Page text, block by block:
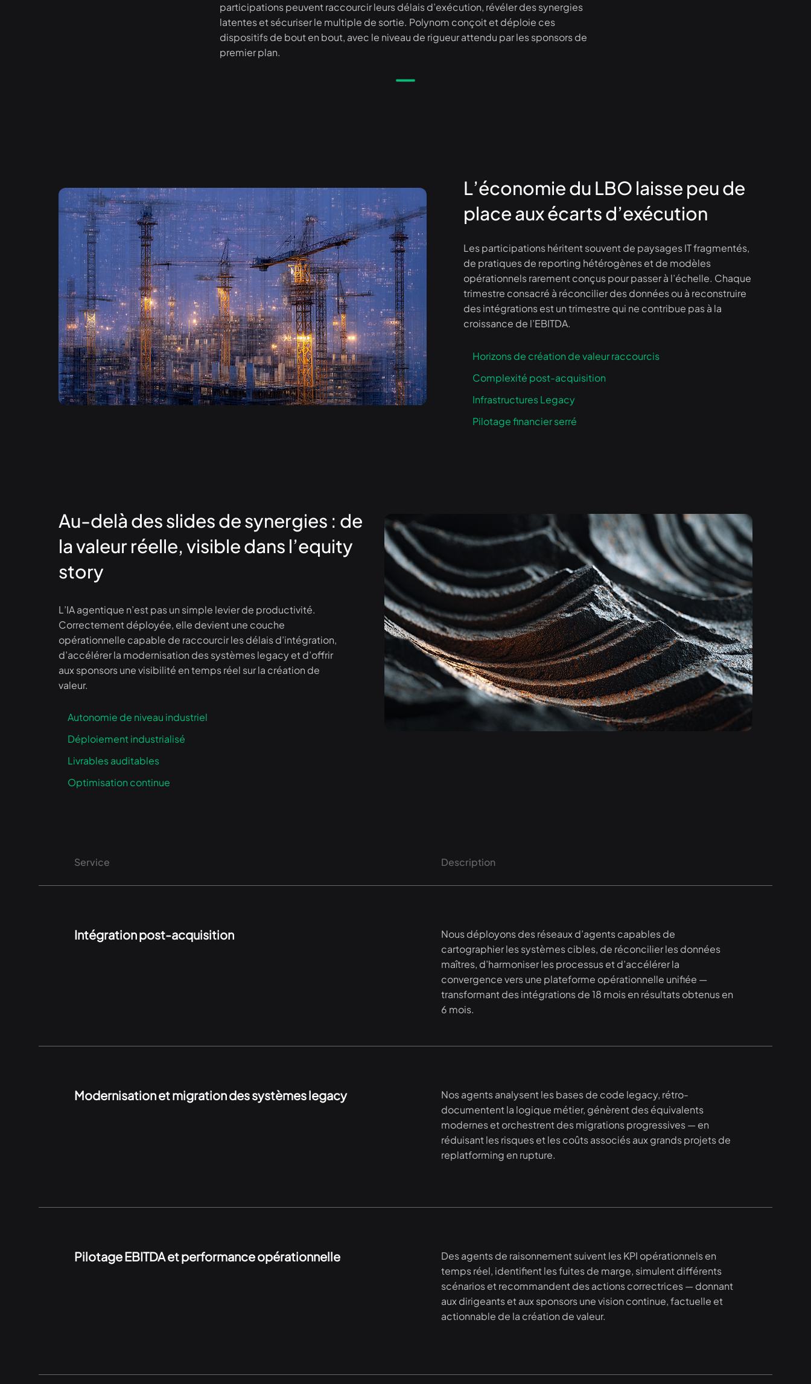
participations peuvent raccourcir leurs délais d’exécution, révéler des synergies
latentes et sécuriser le multiple de sortie. Polynom conçoit et déploie ces
dispositifs de bout en bout, avec le niveau de rigueur attendu par les sponsors de
premier plan.
L’économie du LBO laisse peu de
place aux écarts d’exécution
Les participations héritent souvent de paysages IT fragmentés,
de pratiques de reporting hétérogènes et de modèles
opérationnels rarement conçus pour passer à l’échelle. Chaque
trimestre consacré à réconcilier des données ou à reconstruire
des intégrations est un trimestre qui ne contribue pas à la
croissance de l’EBITDA.
Horizons de création de valeur raccourcis
Complexité post-acquisition
Infrastructures Legacy
Pilotage financier serré
Au-delà des slides de synergies : de
la valeur réelle, visible dans l’equity
story
L’IA agentique n’est pas un simple levier de productivité.
Correctement déployée, elle devient une couche
opérationnelle capable de raccourcir les délais d’intégration,
d’accélérer la modernisation des systèmes legacy et d’offrir
aux sponsors une visibilité en temps réel sur la création de
valeur.
Autonomie de niveau industriel
Déploiement industrialisé
Livrables auditables
Optimisation continue
Service Description
Intégration post-acquisition
Nous déployons des réseaux d’agents capables de
cartographier les systèmes cibles, de réconcilier les données
maîtres, d’harmoniser les processus et d’accélérer la
convergence vers une plateforme opérationnelle unifiée —
transformant des intégrations de 18 mois en résultats obtenus en
6 mois.
Modernisation et migration des systèmes legacy
Nos agents analysent les bases de code legacy, rétro-
documentent la logique métier, génèrent des équivalents
modernes et orchestrent des migrations progressives — en
réduisant les risques et les coûts associés aux grands projets de
replatforming en rupture.
Pilotage EBITDA et performance opérationnelle
Des agents de raisonnement suivent les KPI opérationnels en
temps réel, identifient les fuites de marge, simulent différents
scénarios et recommandent des actions correctrices — donnant
aux dirigeants et aux sponsors une vision continue, factuelle et
actionnable de la création de valeur.